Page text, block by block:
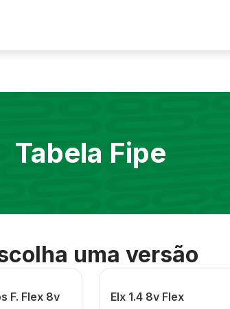
Tabela Fipe
uma versão
F. Flex 8v Elx 1.4 8v Flex